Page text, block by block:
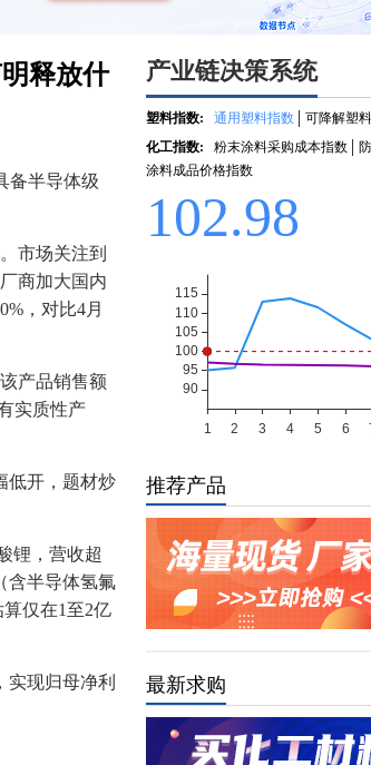
释放什
备半导体级
市场关注到
商加大国内
，对比4月
产品销售额
实质性产
低开，题材炒
锂，营收超
含半导体氢氟
仅在1至2亿
实现归母净利
推荐产品
最新求购